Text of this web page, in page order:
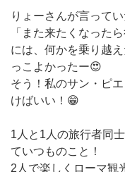
りょーさんが言ってい
「また来たくなった
には、何かを乗り越
っこよかったー😍
そう！私のサン・ピ
けばいい！😁
1人と1人の旅行者同
ていつものこと！
2人で楽しくローマ観